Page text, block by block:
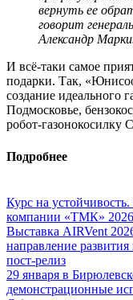
вернуть ее
говорит
Александр
И всё-таки самое
подарки. Так,
создание идеального
Подмосковье,
робот-газонокосилку
Подробнее
Курс на
компании «ТМК» 2026
Выставка AIRVent
направление
пост-релиз
29 января в
демонстрационные